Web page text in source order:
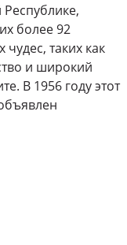
более 92
таких как
и широкий
В 1956 году этот